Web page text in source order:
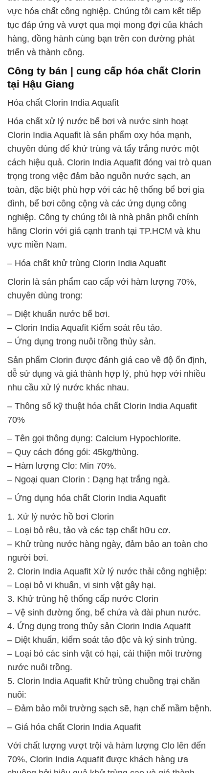
vực hóa chất công nghiệp. Chúng tôi cam kết tiếp
tục đáp ứng và vượt qua mọi mong đợi của khách
hàng, đồng hành cùng bạn trên con đường phát
triển và thành công.
Công ty bán | cung cấp hóa chất Clorin
tại Hậu Giang
Hóa chất Clorin India Aquafit
Hóa chất xử lý nước bể bơi và nước sinh hoạt
Clorin India Aquafit là sản phẩm oxy hóa mạnh,
chuyên dùng để khử trùng và tẩy trắng nước một
cách hiệu quả. Clorin India Aquafit đóng vai trò quan
trọng trong việc đảm bảo nguồn nước sạch, an
toàn, đặc biệt phù hợp với các hệ thống bể bơi gia
đình, bể bơi công cộng và các ứng dụng công
nghiệp. Công ty chúng tôi là nhà phân phối chính
hãng Clorin với giá cạnh tranh tại TP.HCM và khu
vực miền Nam.
– Hóa chất khử trùng Clorin India Aquafit
Clorin là sản phẩm cao cấp với hàm lượng 70%,
chuyên dùng trong:
– Diệt khuẩn nước bể bơi.
– Clorin India Aquafit Kiểm soát rêu tảo.
– Ứng dụng trong nuôi trồng thủy sản.
Sản phẩm Clorin được đánh giá cao về độ ổn định,
dễ sử dụng và giá thành hợp lý, phù hợp với nhiều
nhu cầu xử lý nước khác nhau.
– Thông số kỹ thuật hóa chất Clorin India Aquafit
70%
– Tên gọi thông dụng: Calcium Hypochlorite.
– Quy cách đóng gói: 45kg/thùng.
– Hàm lượng Clo: Min 70%.
– Ngoại quan Clorin : Dạng hạt trắng ngà.
– Ứng dụng hóa chất Clorin India Aquafit
1. Xử lý nước hồ bơi Clorin
– Loại bỏ rêu, tảo và các tạp chất hữu cơ.
– Khử trùng nước hàng ngày, đảm bảo an toàn cho
người bơi.
2. Clorin India Aquafit Xử lý nước thải công nghiệp:
– Loại bỏ vi khuẩn, vi sinh vật gây hại.
3. Khử trùng hệ thống cấp nước Clorin
– Vệ sinh đường ống, bể chứa và đài phun nước.
4. Ứng dụng trong thủy sản Clorin India Aquafit
– Diệt khuẩn, kiểm soát tảo độc và ký sinh trùng.
– Loại bỏ các sinh vật có hại, cải thiện môi trường
nước nuôi trồng.
5. Clorin India Aquafit Khử trùng chuồng trại chăn
nuôi:
– Đảm bảo môi trường sạch sẽ, hạn chế mầm bệnh.
– Giá hóa chất Clorin India Aquafit
Với chất lượng vượt trội và hàm lượng Clo lên đến
70%, Clorin India Aquafit được khách hàng ưa